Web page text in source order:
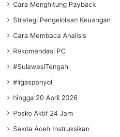
Cara Menghitung Payback
Strategi Pengelolaan Keuangan
Cara Membaca Analisis
Rekomendasi PC
#SulawesiTengah
#ligaspanyol
hingga 20 April 2026
Posko Aktif 24 Jam
Sekda Aceh Instruksikan